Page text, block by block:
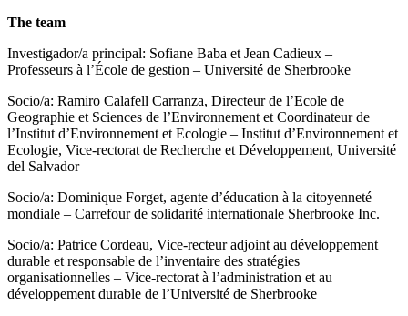
The team
Investigador/a principal: Sofiane Baba et Jean Cadieux –
Professeurs à l’École de gestion – Université de Sherbrooke
Socio/a: Ramiro Calafell Carranza, Directeur de l’Ecole de
Geographie et Sciences de l’Environnement et Coordinateur de
l’Institut d’Environnement et Ecologie – Institut d’Environnement et
Ecologie, Vice-rectorat de Recherche et Développement, Université
del Salvador
Socio/a: Dominique Forget, agente d’éducation à la citoyenneté
mondiale – Carrefour de solidarité internationale Sherbrooke Inc.
Socio/a: Patrice Cordeau, Vice-recteur adjoint au développement
durable et responsable de l’inventaire des stratégies
organisationnelles – Vice-rectorat à l’administration et au
développement durable de l’Université de Sherbrooke